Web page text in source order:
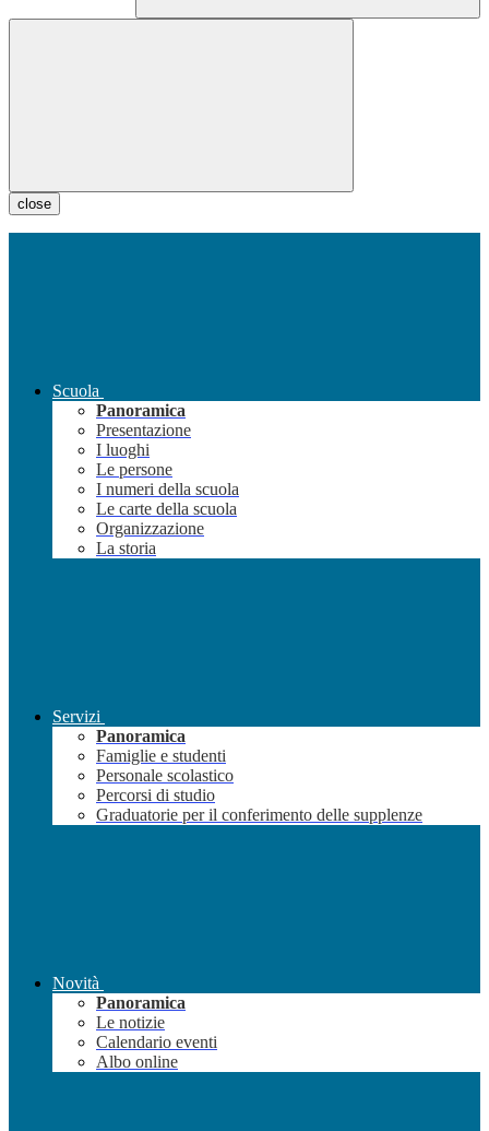
close
Scuola
Panoramica
Presentazione
I luoghi
Le persone
I numeri della scuola
Le carte della scuola
Organizzazione
La storia
Servizi
Panoramica
Famiglie e studenti
Personale scolastico
Percorsi di studio
Graduatorie per il conferimento delle supplenze
Novità
Panoramica
Le notizie
Calendario eventi
Albo online